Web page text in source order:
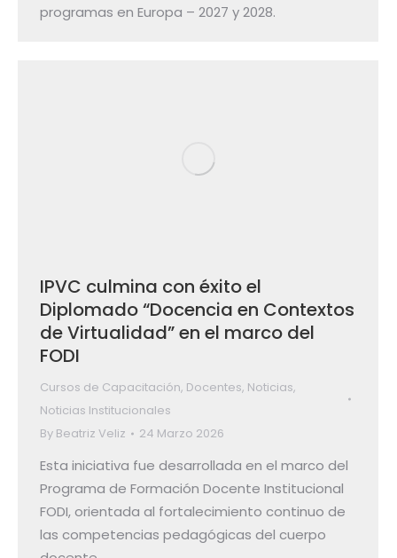
programas en Europa – 2027 y 2028.
IPVC culmina con éxito el
Diplomado “Docencia en Contextos
de Virtualidad” en el marco del
FODI
Cursos de Capacitación, Docentes, Noticias,
Noticias Institucionales
By Beatriz Veliz 24 Marzo 2026
Esta iniciativa fue desarrollada en el marco del
Programa de Formación Docente Institucional
FODI, orientada al fortalecimiento continuo de
las competencias pedagógicas del cuerpo